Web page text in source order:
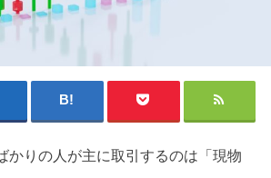
かりの人が主に取引するのは「現物